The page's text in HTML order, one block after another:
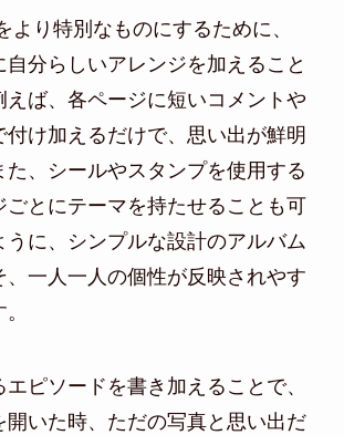
より特別なものにするために、
分らしいアレンジを加えること
えば、各ページに短いコメントや
付け加えるだけで、思い出が鮮明
た、シールやスタンプを使用する
ごとにテーマを持たせることも可
うに、シンプルな設計のアルバム
、一人一人の個性が反映されやす
ピソードを書き加えることで、
開いた時、ただの写真と思い出だ